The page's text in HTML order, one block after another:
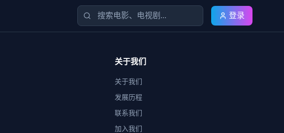
登录
关于我们
关于我们
发展历程
联系我们
加入我们